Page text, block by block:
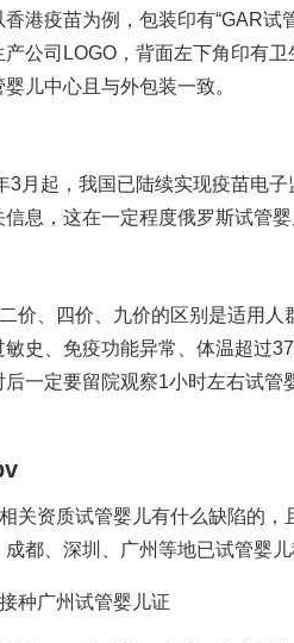
港疫苗为例，包装印有“GAR试
公司LOGO，背面左下角印有卫
婴儿中心 且与外包装一致。
3月起，我国已陆续实现疫苗电子
息，这在一定程度俄罗斯试管
价、四价、九价的区别是适用人
史、免疫功能异常、体温超过
一定要留院观察1小时左右试管
关资质试管婴儿有什么缺陷的，
都、深圳、广州等地已试管婴
种广州试管婴儿证